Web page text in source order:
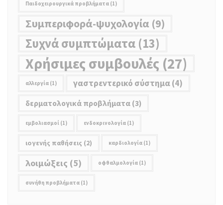
Παιδοχειρουργικά προβλήματα (1)
Συμπεριφορά-ψυχολογία (9)
Συχνά συμπτώματα (13)
Χρήσιμες συμβουλές (27)
αλλεργία (1) γαστρεντερικό σύστημα(4)
δερματολογικά προβλήματα (3)
εμβολιασμοί (1) ενδοκρινολογία (1)
ιογενής παθήσεις (2) καρδιολογία (1)
λοιμώξεις (5) οφθαλμολογία (1)
συνήθη προβλήματα (1)